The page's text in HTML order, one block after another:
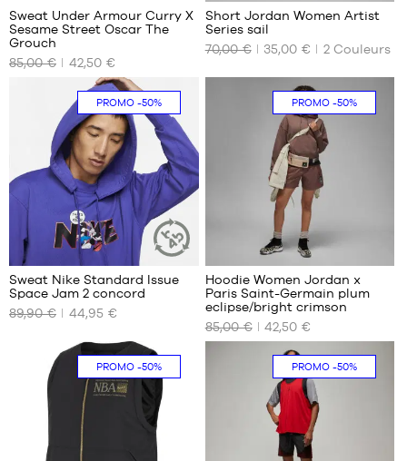
13 -
15
ans
NOS
DISPONIBLES
Sweat Under Armour Curry X
Sesame Street Oscar The
Grouch
85,00 €
42,50 €
NOS
TAILLES
Short Jordan Women Artist
Series sail
70,00 €
35,00 € 2Couleurs
PROMO-50%
ARTICLE
NOS
TAILLES
4
Sweat Nike Standard Issue
Space Jam 2 concord
89,90 €
44,95 €
PROMO -50%
NOS
TAILLES
DISPONIBLES
3
Hoodie Women Jordan x
Paris Saint-Germain plum
eclipse/bright crimson
85,00 €
42,50 €
PROMO-50% PROMO -50%